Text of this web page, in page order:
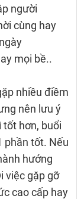
người
cùng hay
mọi bề..
nhiều điềm
nên lưu ý
tốt hơn, buổi
phần tốt. Nếu
hướng
việc gặp gỡ
cao cấp hay